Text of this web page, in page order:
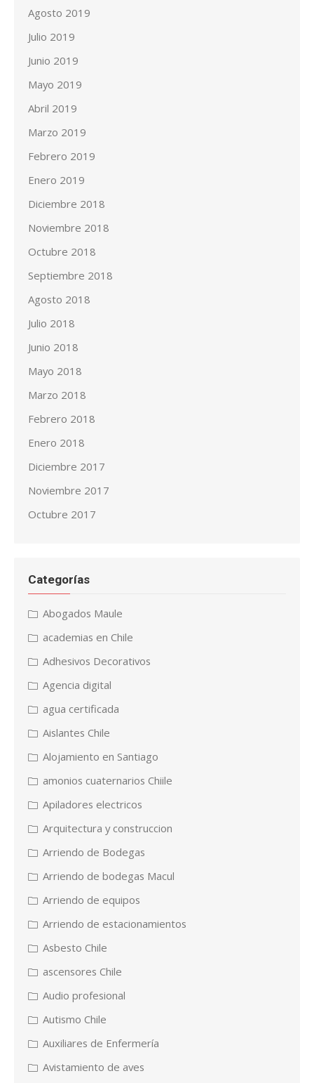
Agosto 2019
Julio 2019
Junio 2019
Mayo 2019
Abril 2019
Marzo 2019
Febrero 2019
Enero 2019
Diciembre 2018
Noviembre 2018
Octubre 2018
Septiembre 2018
Agosto 2018
Julio 2018
Junio 2018
Mayo 2018
Marzo 2018
Febrero 2018
Enero 2018
Diciembre 2017
Noviembre 2017
Octubre 2017
Categorías
Abogados Maule
academias en Chile
Adhesivos Decorativos
Agencia digital
agua certificada
Aislantes Chile
Alojamiento en Santiago
amonios cuaternarios Chiile
Apiladores electricos
Arquitectura y construccion
Arriendo de Bodegas
Arriendo de bodegas Macul
Arriendo de equipos
Arriendo de estacionamientos
Asbesto Chile
ascensores Chile
Audio profesional
Autismo Chile
Auxiliares de Enfermería
Avistamiento de aves